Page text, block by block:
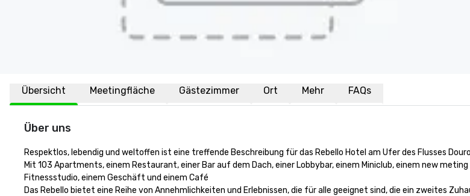
Übersicht Meetingfläche Gästezimmer Ort Mehr FAQs
Über uns
Respektlos, lebendig und weltoffen ist eine treffende Beschreibung für das Rebello Hotel am Ufer des Flusses Douro
Mit 103 Apartments, einem Restaurant, einer Bar auf dem Dach, einer Lobbybar, einem Miniclub, einem new
Fitnessstudio, einem Geschäft und einem Café
Das Rebello bietet eine Reihe von Annehmlichkeiten und Erlebnissen, die für alle geeignet sind, die ein zweites